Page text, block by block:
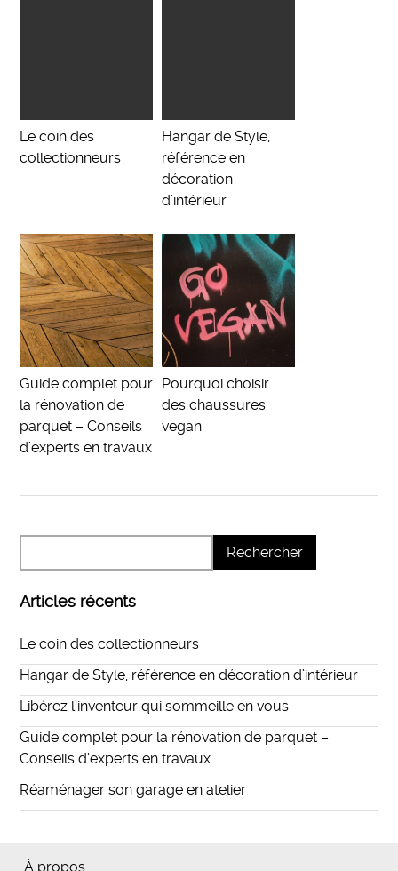
Le coin des
collectionneurs
Hangar de Style,
référence en
décoration
d’intérieur
Guide complet pour
la rénovation de
parquet – Conseils
d’experts en travaux
Pourquoi choisir
des chaussures
vegan
Articles récents
Le coin des collectionneurs
Hangar de Style, référence en décoration d’intérieur
Libérez l’inventeur qui sommeille en vous
Guide complet pour la rénovation de parquet –
Conseils d’experts en travaux
Réaménager son garage en atelier
À propos